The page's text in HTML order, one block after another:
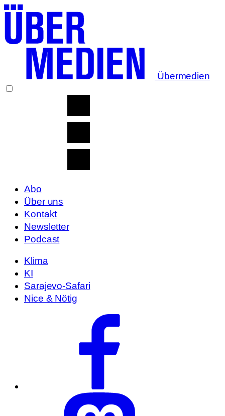
Übermedien
Abo
Über uns
Kontakt
Newsletter
Podcast
Klima
KI
Sarajevo-Safari
Nice & Nötig